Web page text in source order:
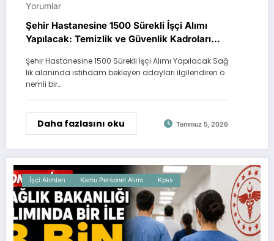
Yorumlar
Şehir Hastanesine 1500 Sürekli İşçi Alımı
Yapılacak: Temizlik ve Güvenlik Kadroları
Şehir Hastanesine 1500 Sürekli İşçi Alımı Yapılacak Sağ
lık alanında istihdam bekleyen adayları ilgilendiren ö
nemli bir…
Daha fazlasını oku Temmuz 5, 2026
İşçi Alımları Kamu Personel Alımı Kpss